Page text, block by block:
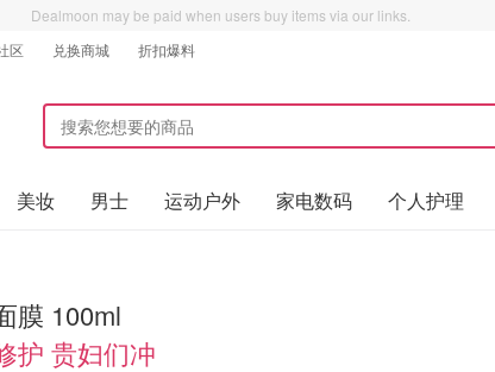
Dealmoon may be paid when users buy items via our links.
区 兑换商城 折扣爆料
美妆 男士 运动户外 家电数码 个人护理
膜 100ml
护 贵妇们冲